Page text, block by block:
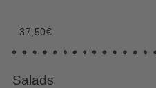
37,50€
Salads